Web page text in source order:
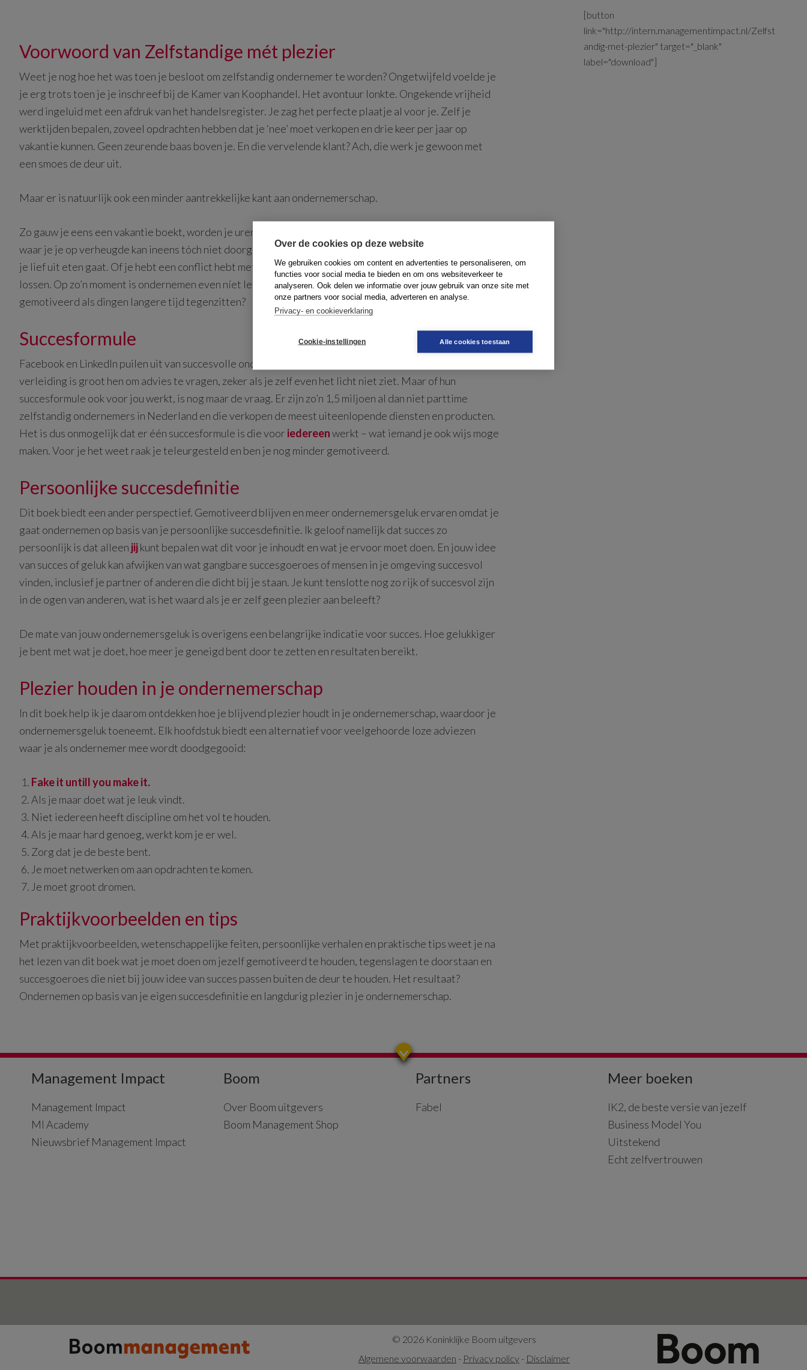
Over de cookies op deze website
We gebruiken cookies om content en advertenties te personaliseren, om
functies voor social media te bieden en om ons websiteverkeer te
analyseren. Ook delen we informatie over jouw gebruik van onze site met
onze partners voor social media, adverteren en analyse.
Privacy- en cookieverklaring
Cookie-instellingen Alle cookies toestaan
Voorwoord van Zelfstandige mét plezier
Weet je nog hoe het was toen je besloot om zelfstandig ondernemer te worden? Ongetwijfeld voelde je
je erg trots toen je je inschreef bij de Kamer van Koophandel. Het avontuur lonkte. Ongekende vrijheid
werd ingeluid met een afdruk van het handelsregister. Je zag het perfecte plaatje al voor je. Zelf je
werktijden bepalen, zoveel opdrachten hebben dat je ‘nee’ moet verkopen en drie keer per jaar op
vakantie kunnen. Geen zeurende baas boven je. En die vervelende klant? Ach, die werk je gewoon met
een smoes de deur uit.
Maar er is natuurlijk ook een minder aantrekkelijke kant aan ondernemerschap.
Zo gauw je eens een vakantie boekt, worden je uren bijvoorbeeld niet doorbetaald. Een grote opdracht
waar je je op verheugde kan ineens tóch niet doorgaan. Soms werk je avonden door terwijl je liever met
je lief uit eten gaat. Of je hebt een conflict hebt met een klant en weet niet goed hoe je dit op moet
lossen. Op zo’n moment is ondernemen even níet leuk. Hoe ga je er dan mee om en hoeblijfje
gemotiveerd als dingen langere tijd tegenzitten?
Succesformule
Facebook en LinkedIn puilen uit van succesvolle ondernemers met wie het altijd goed lijkt te gaan. De
verleiding is groot hen om advies te vragen, zeker als je zelf even het licht niet ziet. Maar of hun
succesformule ook voor jou werkt, is nog maar de vraag. Er zijn zo’n 1,5 miljoen al dan niet parttime
zelfstandig ondernemers in Nederland en die verkopen de meest uiteenlopende diensten en producten.
Het is dus onmogelijk dat er één succesformule is die voor iedereenwerkt – wat iemand je ook wijs moge
maken. Voor je het weet raak je teleurgesteld en ben je nog minder gemotiveerd.
Persoonlijke succesdefinitie
Dit boek biedt een ander perspectief. Gemotiveerd blijven en meer ondernemersgeluk ervaren omdat je
gaat ondernemen op basis van je persoonlijke succesdefinitie. Ik geloof namelijk dat succes zo
persoonlijk is dat alleen jijkunt bepalen wat dit voor je inhoudt en wat je ervoor moet doen. En jouw idee
van succes of geluk kan afwijken van wat gangbare succesgoeroes of mensen in je omgeving succesvol
vinden, inclusief je partner of anderen die dicht bij je staan. Je kunt tenslotte nog zo rijk of succesvol zijn
in de ogen van anderen, wat is het waard als je er zelf geen plezier aan beleeft?
De mate van jouw ondernemersgeluk is overigens een belangrijke indicatie voor succes. Hoe gelukkiger
je bent met wat je doet, hoe meer je geneigd bent door te zetten en resultaten bereikt.
Plezier houden in je ondernemerschap
In dit boek help ik je daarom ontdekken hoe je blijvend plezier houdt in je ondernemerschap, waardoor je
ondernemersgeluk toeneemt. Elk hoofdstuk biedt een alternatief voor veelgehoorde loze adviezen
waar je als ondernemer mee wordt doodgegooid:
Fake it untill you make it.
Als je maar doet wat je leuk vindt.
Niet iedereen heeft discipline om het vol te houden.
Als je maar hard genoeg, werkt kom je er wel.
Zorg dat je de beste bent.
Je moet netwerken om aan opdrachten te komen.
Je moet groot dromen.
Praktijkvoorbeelden en tips
Met praktijkvoorbeelden, wetenschappelijke feiten, persoonlijke verhalen en praktische tips weet je na
het lezen van dit boek wat je moet doen om jezelf gemotiveerd te houden, tegenslagen te doorstaan en
succesgoeroes die niet bij jouw idee van succes passen buiten de deur te houden. Het resultaat?
Ondernemen op basis van je eigen succesdefinitie en langdurig plezier in je ondernemerschap.
[button
link="http://intern.managementimpact.nl/Zelfst
andig-met-plezier" target="_blank"
label="download"]
Management Impact
Management Impact
MI Academy
Nieuwsbrief Management Impact
Boom
Over Boom uitgevers
Boom Management Shop
Partners
Fabel
Meer boeken
IK2, de beste versie van jezelf
Business Model You
Uitstekend
Echt zelfvertrouwen
© 2026 Koninklijke Boom uitgevers
Algemene voorwaarden - Privacy policy - Disclaimer